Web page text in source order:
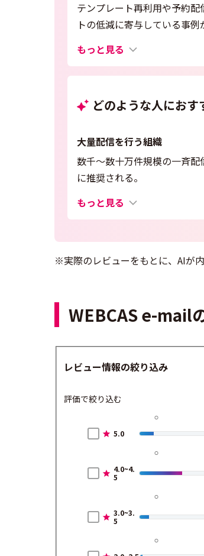
テンプレート再利用や予約
トの低減に寄与している事例
もっと見る
どのような人におす
大量配信を行う組織
数千〜数十万件規模の一斉
に推奨される。
もっと見る
※実際のレビューをもとに、AIが
WEBCAS e-mail
レビュー情報の絞り込み
評価で絞り込む
5.0
4.0~4.
5
3.0~3.
5